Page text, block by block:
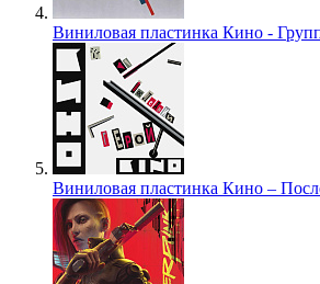
Виниловая пластинка Кино -
Виниловая пластинка Кино –